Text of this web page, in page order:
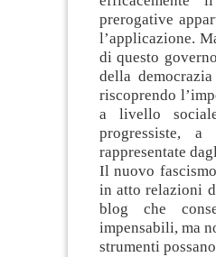
prerogative
l’applicazione.
di questo
della
riscoprendo
a livello
progressiste,
rappresentate
Il nuovo
in atto relazioni
blog che
impensabili, ma
strumenti